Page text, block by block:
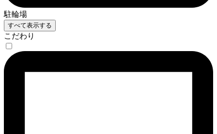
駐輪場
すべて表示する
こだわり